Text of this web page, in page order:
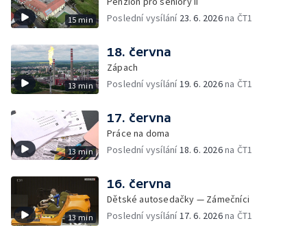
15 min
Poslední vysílání 23. 6. 2026na ČT1
13 min
18. června
Zápach
Poslední vysílání19. 6. 2026na ČT1
13 min
17. června
Práce na doma
Poslední vysílání18. 6. 2026na ČT1
13 min
16. června
Dětské autosedačky — Zámečníci
Poslední vysílání17. 6. 2026na ČT1